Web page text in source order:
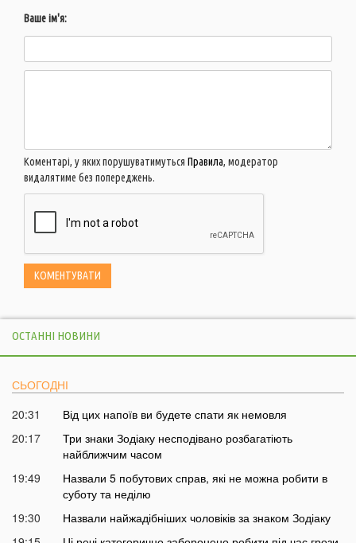
Ваше ім'я:
Коментарі, у яких порушуватимуться Правила, модератор
видалятиме без попереджень.
ОСТАННІ НОВИНИ
СЬОГОДНІ
20:31
Від цих напоїв ви будете спати як немовля
20:17
Три знаки Зодіаку несподівано розбагатіють
найближчим часом
19:49
Назвали 5 побутових справ, які не можна робити в
суботу та неділю
19:30
Назвали найжадібніших чоловіків за знаком Зодіаку